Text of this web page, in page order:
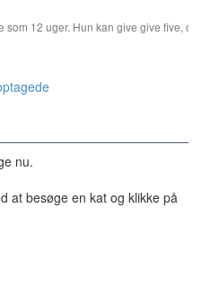
nu.
at besøge en kat og klikke på